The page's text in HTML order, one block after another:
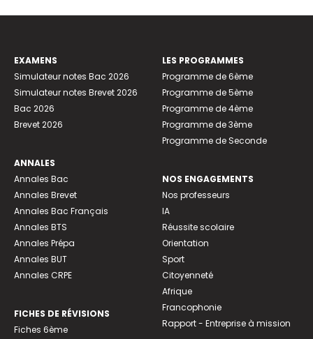
EXAMENS
Simulateur notes Bac 2026
Simulateur notes Brevet 2026
Bac 2026
Brevet 2026
ANNALES
Annales Bac
Annales Brevet
Annales Bac Français
Annales BTS
Annales Prépa
Annales BUT
Annales CRPE
FICHES DE RÉVISIONS
Fiches 6ème
LES PROGRAMMES
Programme de 6ème
Programme de 5ème
Programme de 4ème
Programme de 3ème
Programme de Seconde
NOS ENGAGEMENTS
Nos professeurs
IA
Réussite scolaire
Orientation
Sport
Citoyenneté
Afrique
Francophonie
Rapport - Entreprise à mission